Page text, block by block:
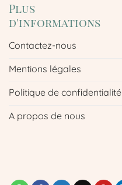
Plus
d'informations
Contactez-nous
Mentions légales
Politique de confidentialité
A propos de nous